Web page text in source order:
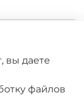
вы даете
файлов